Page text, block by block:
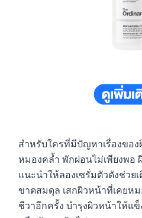
สำหรับใครที่มีปัญหาเรื่องขอ
หมองคล้ำ พักผ่อนไม่เพียงพอ
แนะนำให้ลองเซรั่มตัวดังช่วย
ขาดสมดุล เสกผิวหน้าที่เคยห
ชีวาอีกครั้ง บำรุงผิวหน้าให้แ